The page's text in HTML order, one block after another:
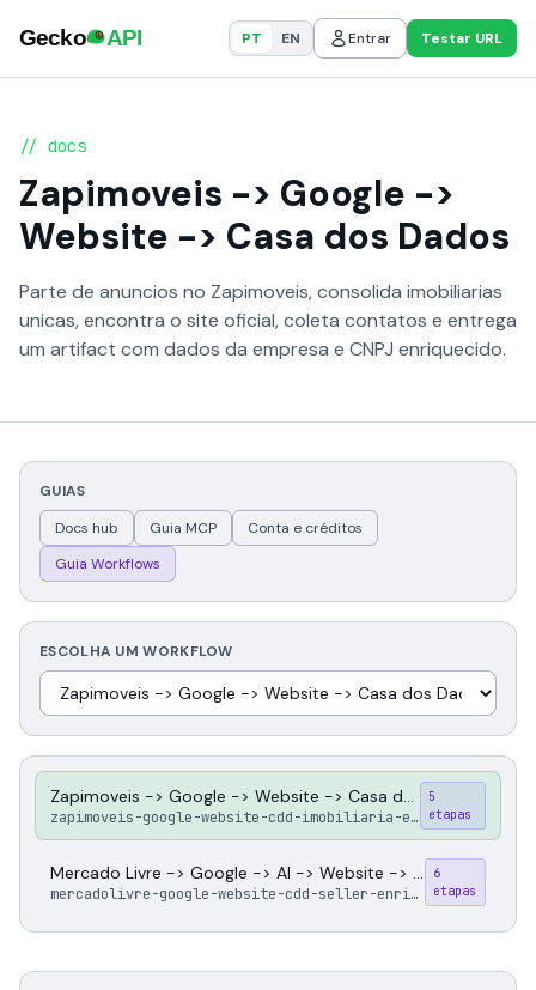
PT EN Entrar Testar URL
// docs
Zapimoveis -> Google ->
Website -> Casa dos Dados
Parte de anuncios no Zapimoveis, consolida imobiliarias
unicas, encontra o site oficial, coleta contatos e entrega
um artifact com dados da empresa e CNPJ enriquecido.
GUIAS
Docs hub
Guia MCP
Conta e créditos
Guia Workflows
ESCOLHA UM WORKFLOW
Zapimoveis -> Google -> Website -> Casa dos Dados
zapimoveis-google-website-cdd-imobiliaria-enrichment
5
etapas
Mercado Livre -> Google -> AI -> Website -> Casa dos Dados
mercadolivre-google-website-cdd-seller-enrichment
6
etapas